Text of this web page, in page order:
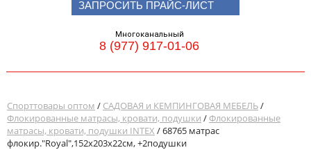
ЗАПРОСИТЬ ПРАЙС-ЛИСТ
Многоканальный
8 (977) 917-01-06
Спорттовары оптом / САДОВАЯ и КЕМПИНГОВАЯ МЕБЕЛЬ/
Флокированные матрасы, кровати, подушки /Флокированные
матрасы, кровати, подушки INTEX / 68765 матрас
флокир."Royal",152х203х22см, +2подушки